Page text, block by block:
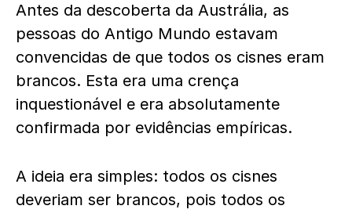
Antes da descoberta da Austrália, as
pessoas do Antigo Mundo estavam
convencidas de que todos os cisnes eram
brancos. Esta era uma crença
inquestionável e era absolutamente
confirmada por evidências empíricas.
A ideia era simples: todos os cisnes
deveriam ser brancos, pois todos os